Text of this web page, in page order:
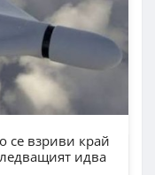
се взриви край
идва